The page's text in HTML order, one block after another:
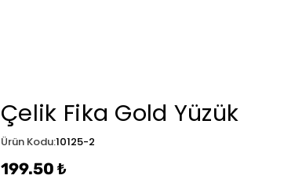
Çelik Fika Gold Yüzük
Ürün Kodu:10125-2
199.50 ₺